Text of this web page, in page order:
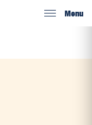
Menu